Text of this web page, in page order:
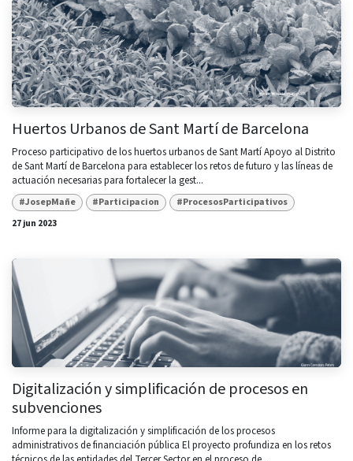
Huertos Urbanos de Sant Martí de Barcelona
Proceso participativo de los huertos urbanos de Sant Martí Apoyo al Distrito
de Sant Martí de Barcelona para establecer los retos de futuro y las líneas de
actuación necesarias para fortalecer la gest...
#JosepMañe #Participacion
#ProcesosParticipativos
27 jun 2023
Digitalización y simplificación de procesos en
subvenciones
Informe para la digitalización y simplificación de los procesos
administrativos de financiación pública El proyecto profundiza en los retos